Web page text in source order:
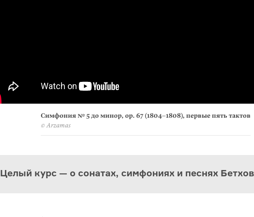
Симфония № 5 до минор, op. 67 (1804–1808), первые пять тактов
© Arzamas
Целый курс — о сонатах, симфониях и песнях